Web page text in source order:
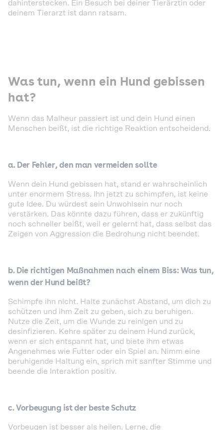
dahinterstecken. Ein Besuch bei deiner Tierärztin oder
deinem Tierarzt ist dann ratsam.
Was tun, wenn ein Hund gebissen
hat?
Wenn das Malheur passiert ist und dein Hund einen
Menschen beißt, ist die richtige Reaktion entscheidend.
a. Der Fehler, den man vermeiden sollte
Wenn dein Hund gebissen hat, stand er wahrscheinlich
unter enormem Stress. Ihn jetzt zu schimpfen, ist keine
gute Idee. Du würdest sein Unwohlsein nur noch
verstärken. Das könnte dazu führen, dass er zukünftig
noch schneller beißt, weil er gelernt hat, dass selbst das
Zeigen von Aggression die Bedrohung nicht beendet.
b. Die richtigen Maßnahmen nach einem Biss: Was tun,
wenn der Hund beißt?
Schimpfe ihn nicht. Halte zunächst Abstand, um dich zu
schützen und ihm Zeit zu geben, sich zu beruhigen.
Nutze die Zeit, um die Wunde zu reinigen und zu
desinfizieren. Kehre später zu deinem Hund zurück,
wenn er sich entspannt hat, und biete ihm etwas
Angenehmes wie Futter oder ein Spiel an. Nimm eine
beruhigende Haltung ein, sprich mit sanfter Stimme und
beende die Interaktion positiv.
c.Vorbeugung ist der beste Schutz
Vorbeugen ist besser als heilen. Lerne, die